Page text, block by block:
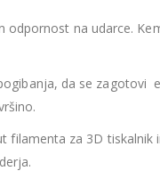
odpornost na udarce.
da se zagotovi
filamenta za 3D